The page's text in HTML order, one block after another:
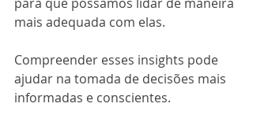
para que possamos lidar de maneira
mais adequada com elas.
Compreender esses insights pode
ajudar na tomada de decisões mais
informadas e conscientes.